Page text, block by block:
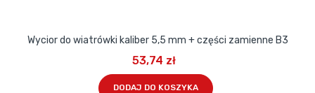
Wycior do wiatrówki kaliber 5,5 mm + części zamienne B3
53,74 zł
DODAJ DO KOSZYKA